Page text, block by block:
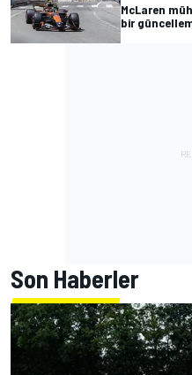
McLaren
bir
Son Haberler